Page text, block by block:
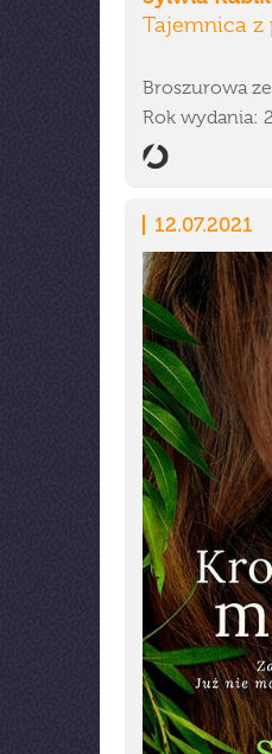
Tajemnica z
Broszurowa
Rok wydania:
12.07.2021